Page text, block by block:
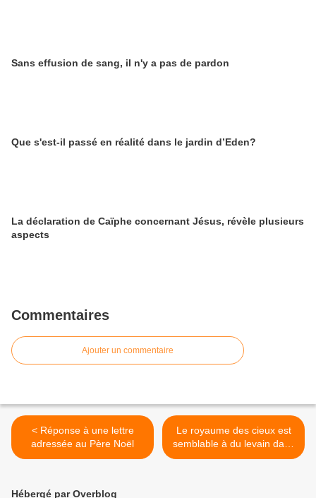
Sans effusion de sang, il n'y a pas de pardon
Que s'est-il passé en réalité dans le jardin d’Eden?
La déclaration de Caïphe concernant Jésus, révèle plusieurs
aspects
Commentaires
Ajouter un commentaire
< Réponse à une lettre
adressée au Père Noël
Le royaume des cieux est
semblable à du levain dans
la farine >
Hébergé par Overblog